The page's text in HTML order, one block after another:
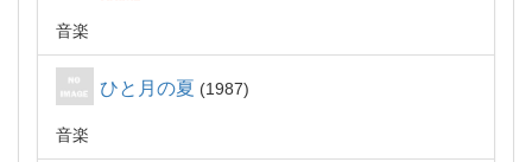
音楽
ひと月の夏 1987
音楽